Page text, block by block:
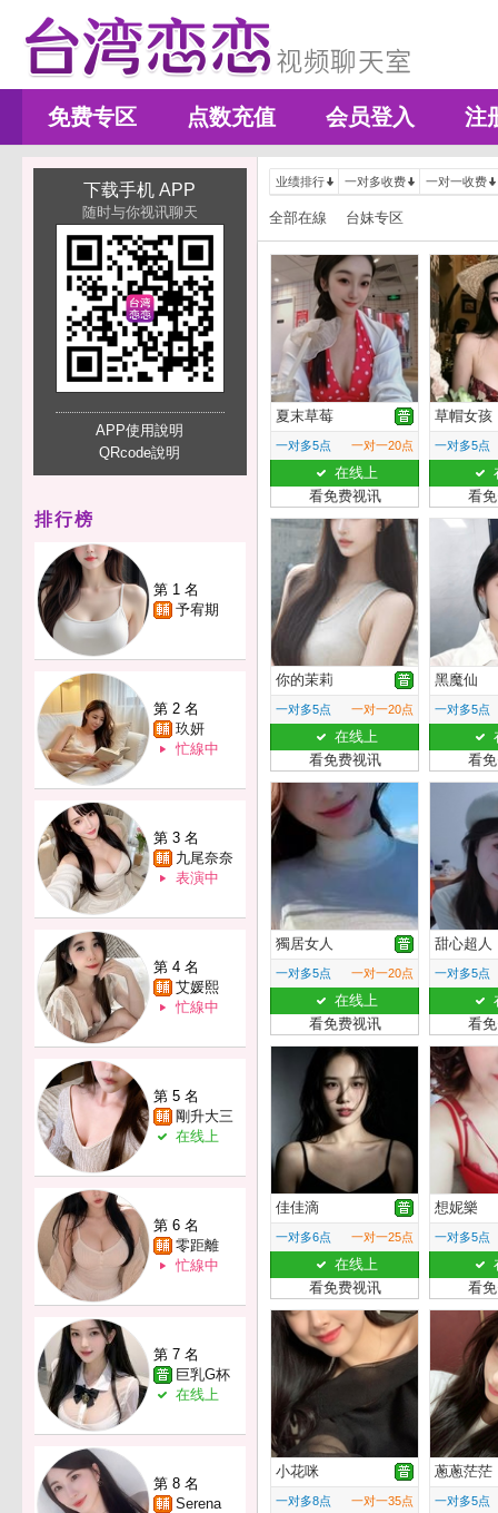
免费专区 点数充值 会员登入 注
下载手机 APP
随时与你视讯聊天
APP使用說明
QRcode說明
排行榜
第 1 名
予宥期
第 2 名
玖妍
忙線中
第 3 名
九尾奈奈
表演中
第 4 名
艾媛熙
忙線中
第 5 名
剛升大三
在线上
第 6 名
零距離
忙線中
第 7 名
巨乳G杯
在线上
第 8 名
Serena
业绩排行 一对多收费 一对一收费
全部在線 台妹专区
夏末草莓
一对多5点 一对一20点
在线上
看免费视讯
草帽女孩
一对多5点
看
你的茉莉
一对多5点 一对一20点
在线上
看免费视讯
黑魔仙
一对多5点
看
獨居女人
一对多5点 一对一20点
在线上
看免费视讯
甜心超人
一对多5点
看
佳佳滴
一对多6点 一对一25点
在线上
看免费视讯
想妮樂
一对多5点
看
小花咪
一对多8点 一对一35点
蔥蔥茫茫
一对多5点